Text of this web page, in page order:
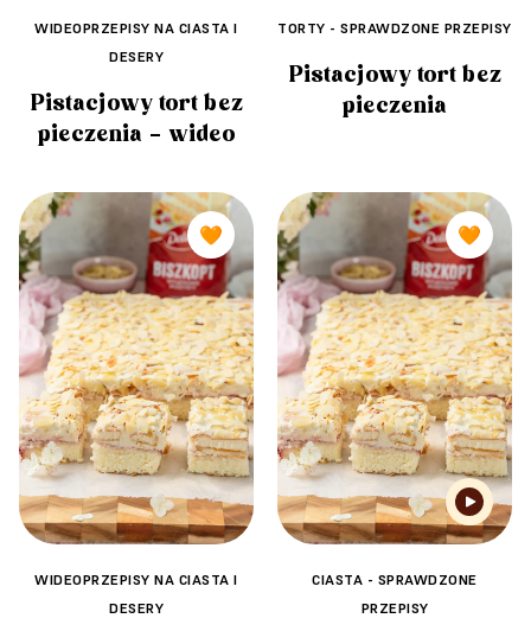
WIDEOPRZEPISY NA CIASTA I
DESERY
Pistacjowy tort bez
pieczenia – wideo
TORTY - SPRAWDZONE PRZEPISY
Pistacjowy tort bez
pieczenia
🧡
WIDEOPRZEPISY NA CIASTA I
DESERY
🧡
CIASTA - SPRAWDZONE
PRZEPISY